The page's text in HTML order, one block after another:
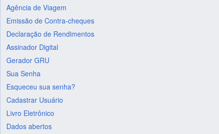
Agência de Viagem
Emissão de Contra-cheques
Declaração de Rendimentos
Assinador Digital
Gerador GRU
Sua Senha
Esqueceu sua senha?
Cadastrar Usuário
Livro Eletrônico
Dados abertos